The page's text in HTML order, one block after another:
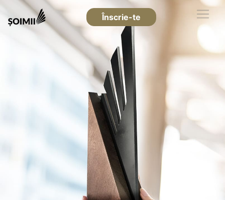
Înscrie-te